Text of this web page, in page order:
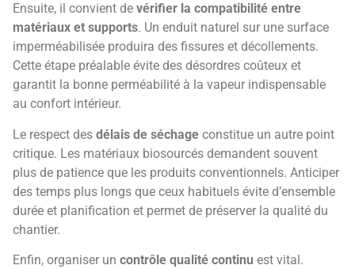
Ensuite, il convient de vérifier la compatibilité entre
matériaux et supports. Un enduit naturel sur une surface
imperméabilisée produira des fissures et décollements.
Cette étape préalable évite des désordres coûteux et
garantit la bonne perméabilité à la vapeur indispensable
au confort intérieur.
Le respect des délais de séchage constitue un autre point
critique. Les matériaux biosourcés demandent souvent
plus de patience que les produits conventionnels. Anticiper
des temps plus longs que ceux habituels évite d’ensemble
durée et planification et permet de préserver la qualité du
chantier.
Enfin, organiser un contrôle qualité continu est vital.